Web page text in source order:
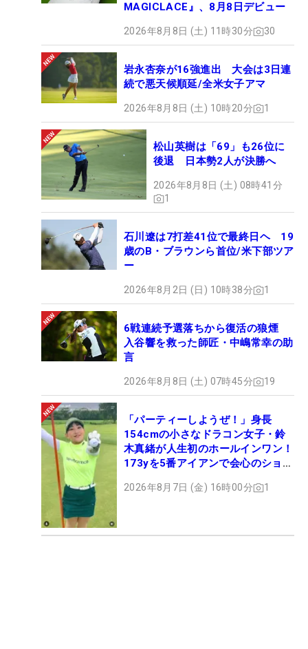
MAGICLACE』、8月8日デビュー
2026年8月8日 (土) 11時30分 30
岩永杏奈が16強進出 大会は3日連
続で悪天候順延/全米女子アマ
2026年8月8日 (土) 10時20分 1
松山英樹は「69」も26位に
後退 日本勢2人が決勝へ
2026年8月8日 (土) 08時41分
1
石川遼は7打差41位で最終日ヘ 19
歳のB・ブラウンら首位/米下部ツア
ー
2026年8月2日 (日) 10時38分 1
6戦連続予選落ちから復活の狼煙
入谷響を救った師匠・中嶋常幸の助
言
2026年8月8日 (土) 07時45分 19
「パーティーしようぜ！」身長
154cmの小さなドラコン女子・鈴
木真緒が人生初のホールインワン！
173yを5番アイアンで会心のショッ
2026年8月7日 (金) 16時00分 1